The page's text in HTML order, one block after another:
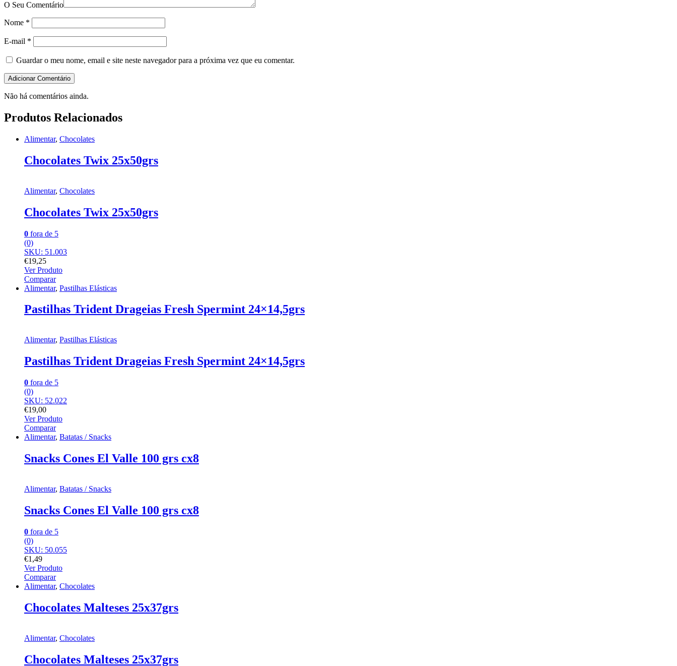
O Seu Comentário
Nome *
E-mail *
Guardar o meu nome, email e site neste navegador para a próxima vez que eu comentar.
Não há comentários ainda.
Produtos Relacionados
Alimentar, Chocolates
Chocolates Twix 25x50grs
Alimentar, Chocolates
Chocolates Twix 25x50grs
0 fora de 5
(0)
SKU: 51.003
€19,25
Ver Produto
Comparar
Alimentar, Pastilhas Elásticas
Pastilhas Trident Drageias Fresh Spermint 24×14,5grs
Alimentar, Pastilhas Elásticas
Pastilhas Trident Drageias Fresh Spermint 24×14,5grs
0 fora de 5
(0)
SKU: 52.022
€19,00
Ver Produto
Comparar
Alimentar, Batatas / Snacks
Snacks Cones El Valle 100 grs cx8
Alimentar, Batatas / Snacks
Snacks Cones El Valle 100 grs cx8
0 fora de 5
(0)
SKU: 50.055
€1,49
Ver Produto
Comparar
Alimentar, Chocolates
Chocolates Malteses 25x37grs
Alimentar, Chocolates
Chocolates Malteses 25x37grs